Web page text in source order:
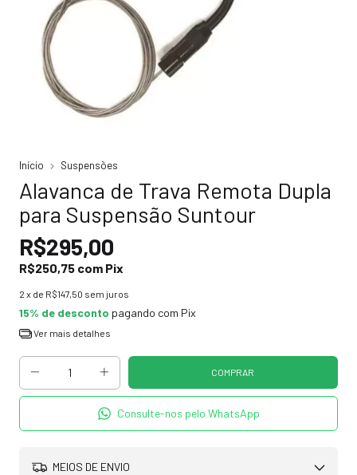
Início Suspensões
Alavanca de Trava Remota Dupla
para Suspensão Suntour
R$295,00
R$250,75 com Pix
2 x de R$147,50 sem juros
15% de desconto pagando com Pix
Ver mais detalhes
Consulte-nos pelo WhatsApp
MEIOS DE ENVIO